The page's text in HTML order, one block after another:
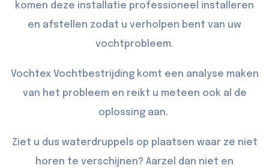
komen deze installatie professioneel installeren
en afstellen zodat u verholpen bent van uw
vochtprobleem.
Vochtex Vochtbestrijding komt een analyse maken
van het probleem en reikt u meteen ook al de
oplossing aan.
Ziet u dus waterdruppels op plaatsen waar ze niet
horen te verschijnen? Aarzel dan niet en